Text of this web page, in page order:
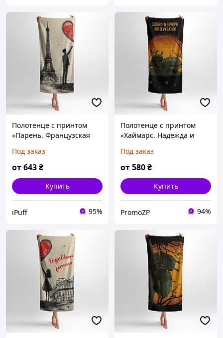
Полотенце с принтом
«Парень. Французская
Под заказ
от643₴
Купить
iPuff 95%
Полотенце с принтом
«Хаймарс. Надежда и
Под заказ
от580₴
Купить
PromoZP 94%